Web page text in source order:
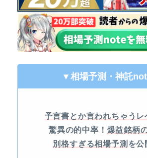
▼相場予測・神託
予言書とか言われちゃうレ
驚異の的中率！ 爆益銘柄
別格すぎる相場予測 を公